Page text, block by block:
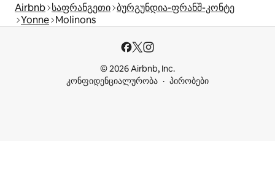
Airbnb საფრანგეთი ბურგუნდია-ფრანშ-კონტე
Yonne Molinons
© 2026 Airbnb, Inc.
კონფიდენციალურობა
პირობები